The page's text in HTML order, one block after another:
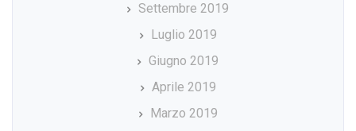
Settembre 2019
Luglio 2019
Giugno 2019
Aprile 2019
Marzo 2019